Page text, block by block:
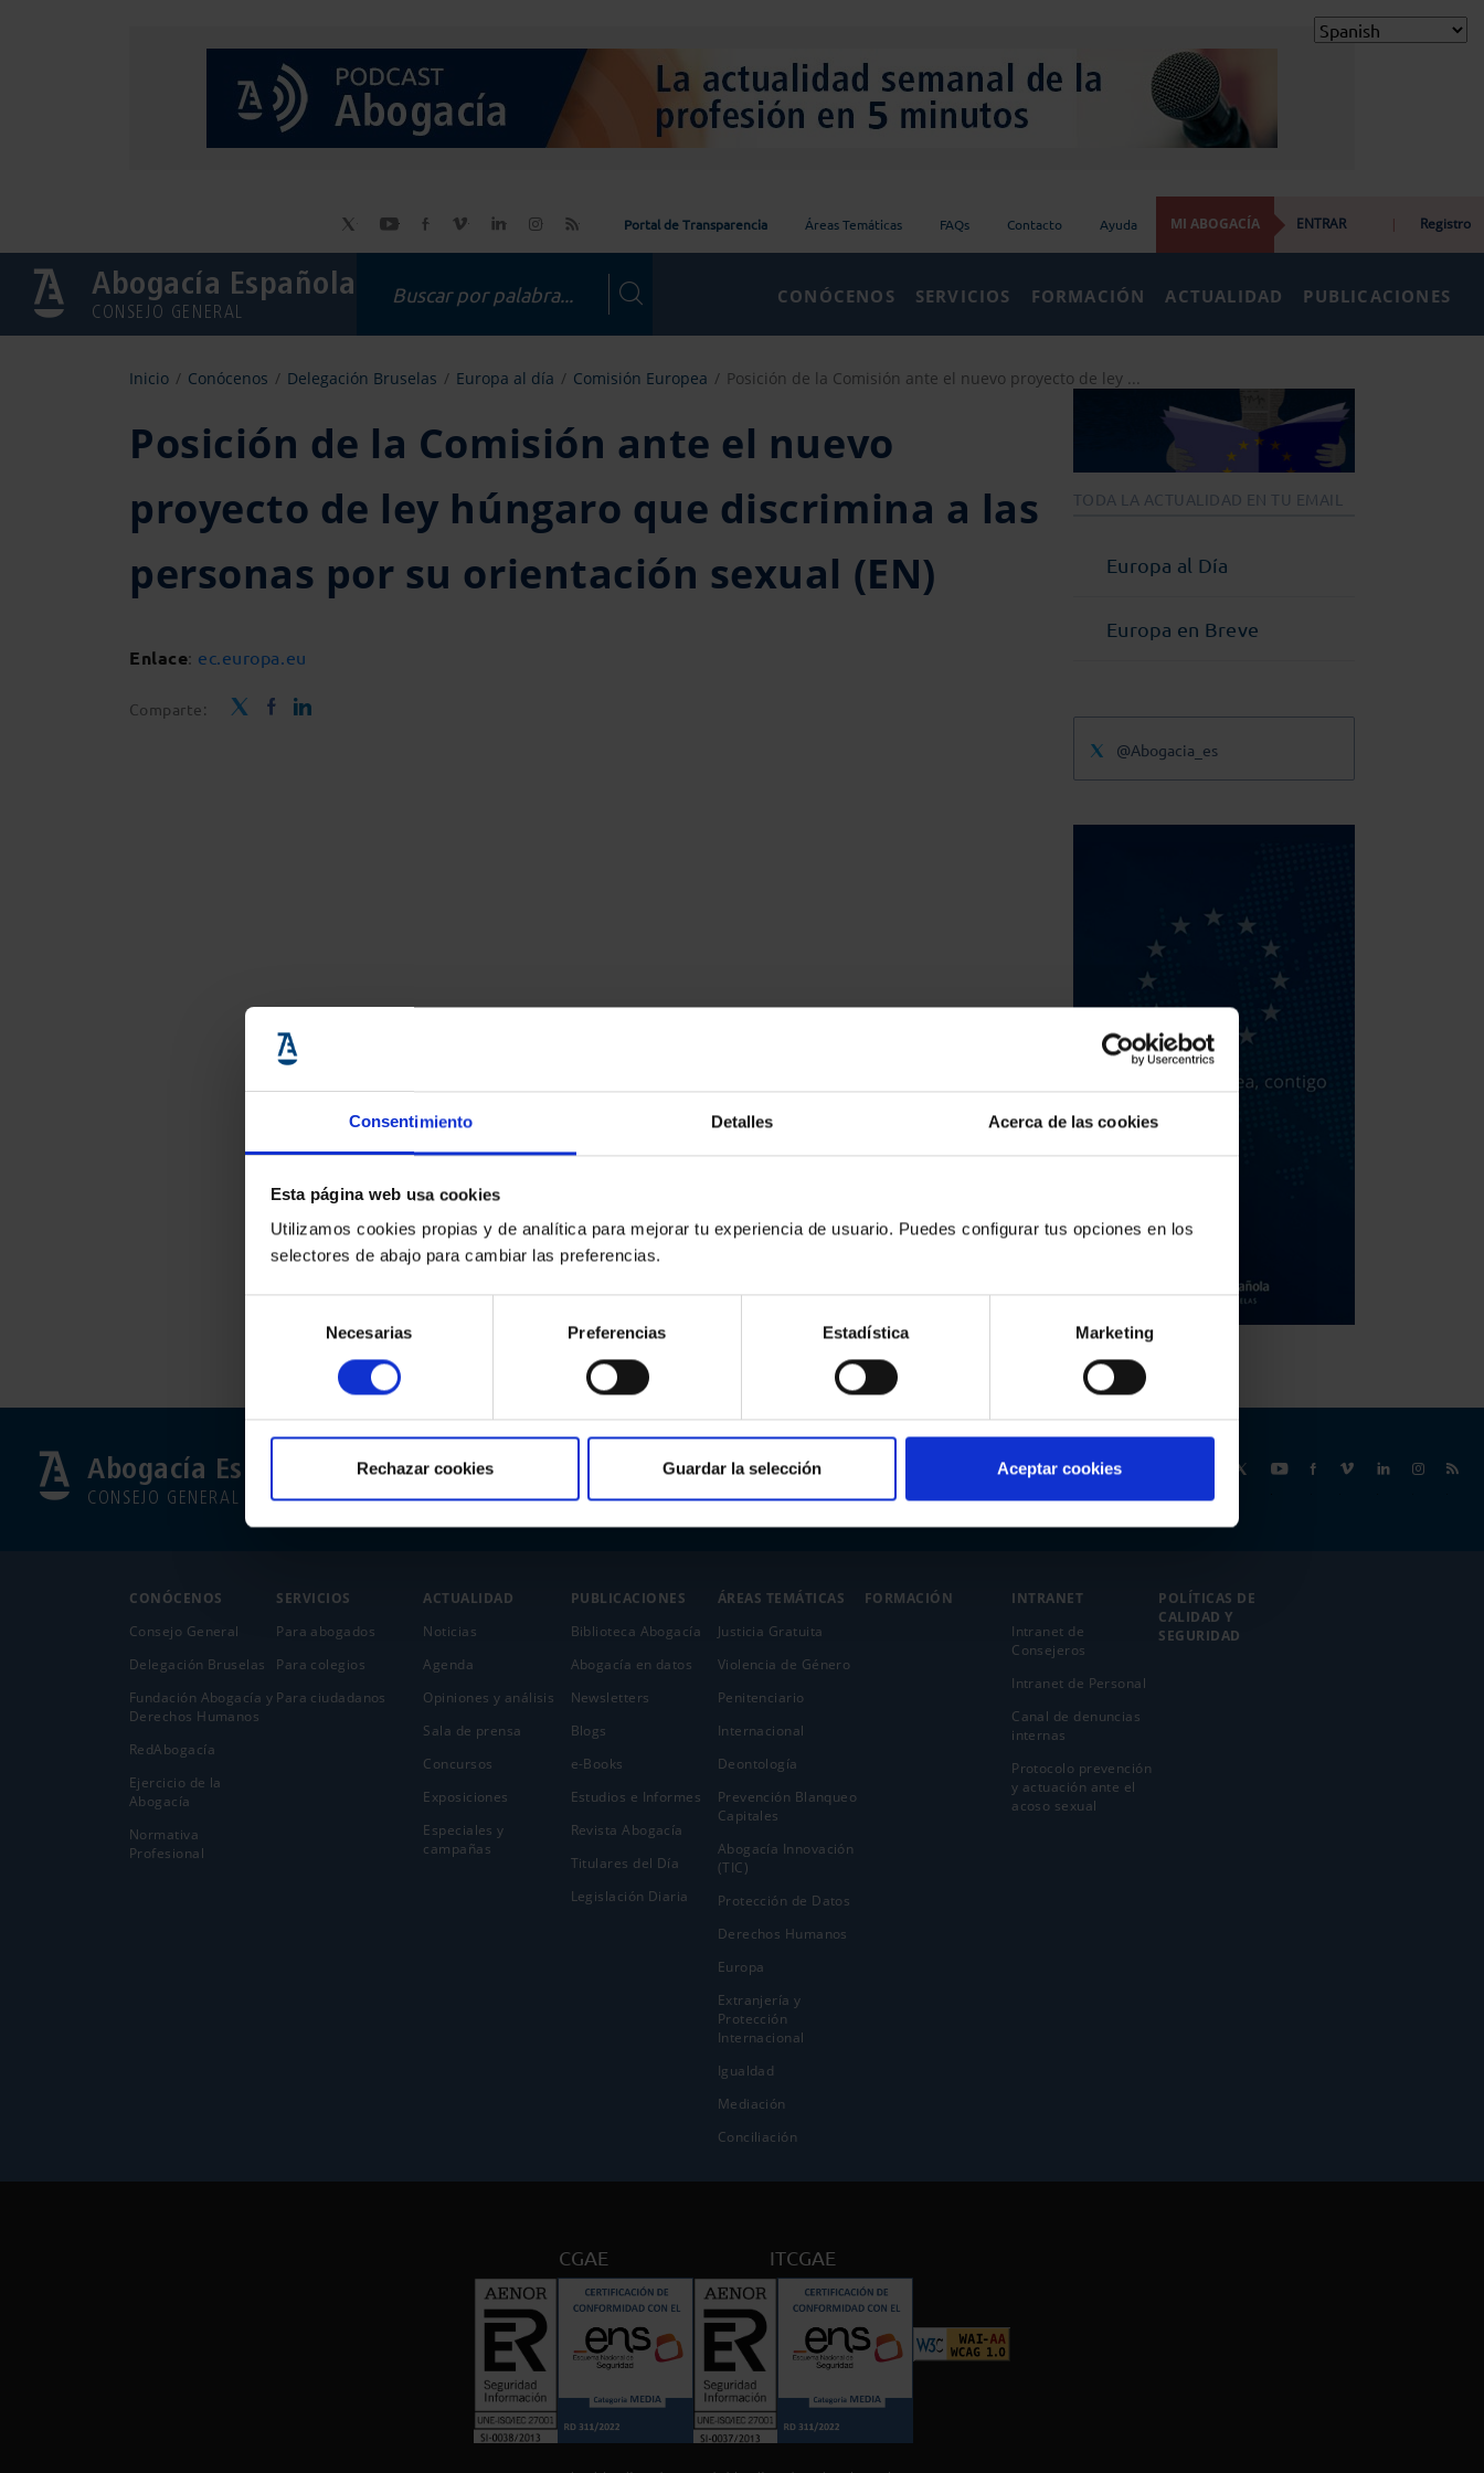
Consentimiento Detalles Acerca de las cookies
Esta página web usa cookies
Utilizamos cookies propias y de analítica para mejorar tu experiencia de usuario. Puedes configurar tus opciones en los
selectores de abajo para cambiar las preferencias.
consentimiento
Necesarias Preferencias Estadística Marketing
Rechazar cookies Guardar la selección Aceptar cookies
Portal de Transparencia Áreas Temáticas FAQs Contacto Ayuda MI ABOGACÍA ENTRAR | Registro
Abogacía Española
CONSEJO GENERAL
CONÓCENOS SERVICIOS FORMACIÓN ACTUALIDAD PUBLICACIONES
Inicio Conócenos Delegación Bruselas Europa al día Comisión Europea Posición de la Comisión ante el nuevo proyecto de ley ...
Posición de la Comisión ante el nuevo
proyecto de ley húngaro que discrimina a las
personas por su orientación sexual (EN)
Enlace: ec.europa.eu
Comparte:
TODA LA ACTUALIDAD EN TU EMAIL
Europa al Día
Europa en Breve
@Abogacia_es
Abogacía Española
CONSEJO GENERAL
CONÓCENOS
Consejo General
Delegación Bruselas
Fundación Abogacía y
Derechos Humanos
RedAbogacía
Ejercicio de la
Abogací­a
Normativa
Profesional
SERVICIOS
Para abogados
Para colegios
Para ciudadanos
ACTUALIDAD
Noticias
Agenda
Opiniones y análisis
Sala de prensa
Concursos
Exposiciones
Especiales y
campañas
PUBLICACIONES
Biblioteca Abogacía
Abogacía en datos
Newsletters
Blogs
e-Books
Estudios e Informes
Revista Abogacía
Titulares del Día
Legislación Diaria
ÁREAS TEMÁTICAS
Justicia Gratuita
Violencia de Género
Penitenciario
Internacional
Deontología
Prevención Blanqueo
Capitales
Abogacía Innovación
(TIC)
Protección de Datos
Derechos Humanos
Europa
Extranjería y
Protección
Internacional
Igualdad
Mediación
Conciliación
FORMACIÓN
INTRANET
Intranet de
Consejeros
Intranet de Personal
Canal de denuncias
internas
Protocolo prevención
y actuación ante el
acoso sexual
POLÍTICAS DE
CALIDAD Y
SEGURIDAD
CGAE ITCGAE